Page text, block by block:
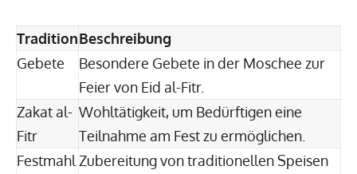
TraditionBeschreibung
Gebete
Besondere Gebete in der Moschee zur
Feier von Eid al-Fitr.
Zakat al-
Fitr
Wohltätigkeit, um Bedürftigen eine
Teilnahme am Fest zu ermöglichen.
Festmahl Zubereitung von traditionellen Speisen